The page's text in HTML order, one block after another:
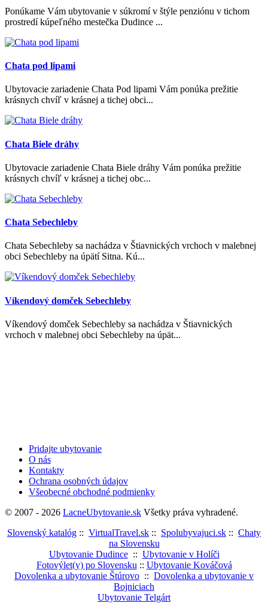
Ponúkame Vám ubytovanie v súkromí v štýle penziónu v tichom
prostredí kúpeľného mestečka Dudince ...
Chata pod lipami
Ubytovacie zariadenie Chata Pod lipami Vám ponúka prežitie
krásnych chvíľ v krásnej a tichej obci...
Chata Biele dráhy
Ubytovacie zariadenie Chata Biele dráhy Vám ponúka prežitie
krásnych chvíľ v krásnej a tichej obc...
Chata Sebechleby
Chata Sebechleby sa nachádza v Štiavnických vrchoch v malebnej
obci Sebechleby na úpätí Sitna. Kú...
Víkendový domček Sebechleby
Víkendový domček Sebechleby sa nachádza v Štiavnických
vrchoch v malebnej obci Sebechleby na úpät...
Pridajte ubytovanie
O nás
Kontakty
Ochrana osobných údajov
Všeobecné obchodné podmienky
© 2007 - 2026 LacneUbytovanie.sk Všetky práva vyhradené.
Slovenský katalóg :: VirtualTravel.sk :: Spolubyvajuci.sk :: Chaty
na Slovensku
Ubytovanie Dudince :: Ubytovanie v Holíči
Fotovýlet(y) po Slovensku :: Ubytovanie Kováčová
Dovolenka a ubytovanie Štúrovo :: Dovolenka a ubytovanie v
Bojniciach
Ubytovanie Telgárt